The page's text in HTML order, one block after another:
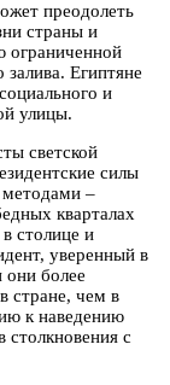
преодолеть
страны и
ограниченной
Египтяне
и
улицы.
светской
силы
–
кварталах
столице и
уверенный в
более
стране, чем в
к наведению
столкновения с